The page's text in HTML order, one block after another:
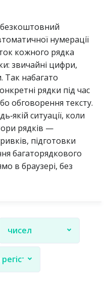
нумерації
кожного рядка
звичайні цифри,
Так набагато
рядки під час
обговорення тексту.
ситуації, коли
рядків —
підготовки
багато­рядкового
в браузері, без
чисел